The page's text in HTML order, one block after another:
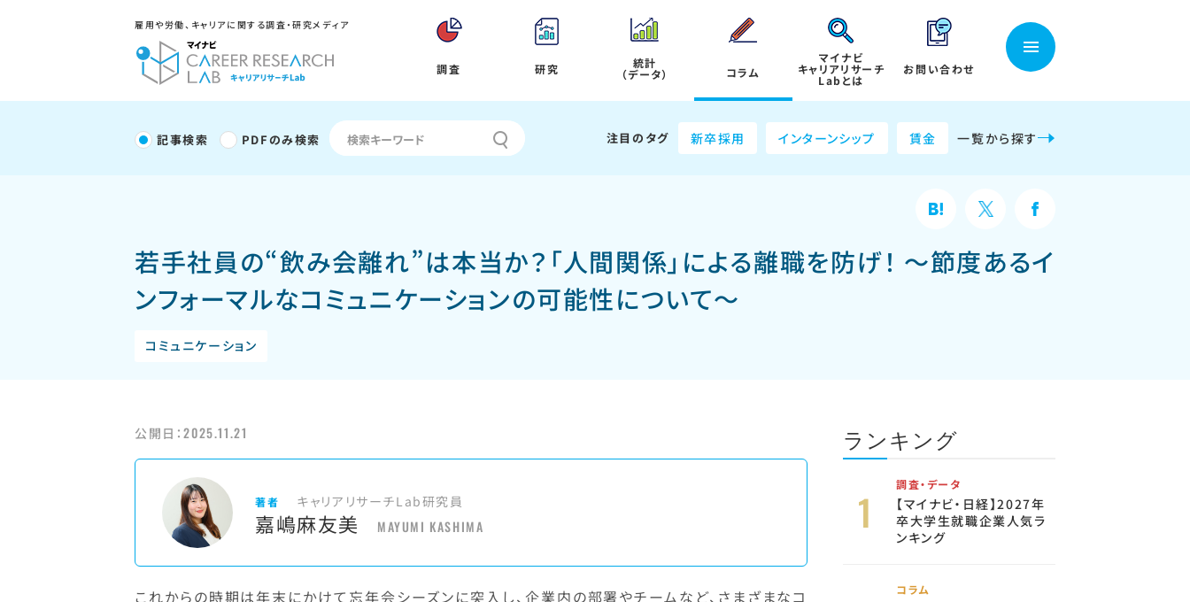
雇用や労働、キャリアに関する調査・研究メディア
調査 研究 統計
（データ） コラム
マイナビ
キャリアリサーチ
Labとは
お問い合わせ
記事検索 PDFのみ検索 注目のタグ 新卒採用 インターンシップ 賃金 一覧から探す
若手社員の“飲み会離れ”は本当か？「人間関係」による離職を防げ！ ～節度あるイ
ンフォーマルなコミュニケーションの可能性について～
コミュニケーション
公開日：2025.11.21
著者 キャリアリサーチLab研究員
嘉嶋麻友美 MAYUMI KASHIMA
これからの時期は年末にかけて忘年会シーズンに突入し、企業内の部署やチームなど、さまざまなコ
ランキング
調査・データ
【マイナビ・日経】2027年
卒大学生就職企業人気ラ
ンキング
コラム